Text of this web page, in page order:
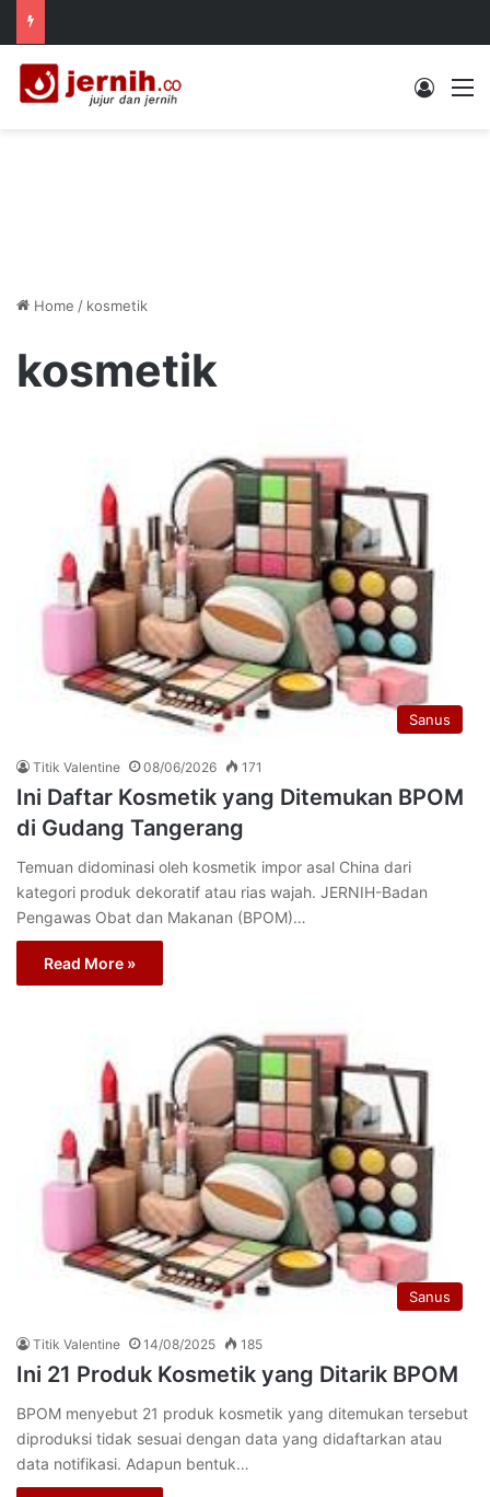
Log In
Home / kosmetik
kosmetik
Sanus
Titik Valentine 08/06/2026 171
Ini Daftar Kosmetik yang Ditemukan BPOM
di Gudang Tangerang
Temuan didominasi oleh kosmetik impor asal China dari
kategori produk dekoratif atau rias wajah. JERNIH-Badan
Pengawas Obat dan Makanan (BPOM)…
Read More »
Sanus
Titik Valentine 14/08/2025 185
Ini 21 Produk Kosmetik yang Ditarik BPOM
BPOM menyebut 21 produk kosmetik yang ditemukan tersebut
diproduksi tidak sesuai dengan data yang didaftarkan atau
data notifikasi. Adapun bentuk…